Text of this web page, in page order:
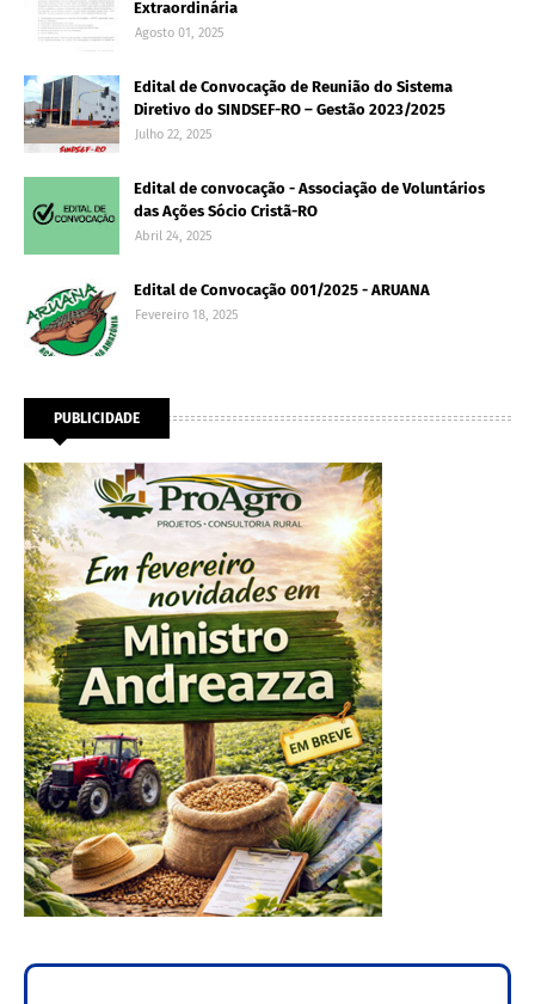
Extraordinária
Agosto 01, 2025
Edital de Convocação de Reunião do Sistema
Diretivo do SINDSEF-RO – Gestão 2023/2025
Julho 22, 2025
Edital de convocação - Associação de Voluntários
das Ações Sócio Cristã-RO
Abril 24, 2025
Edital de Convocação 001/2025 - ARUANA
Fevereiro 18, 2025
PUBLICIDADE